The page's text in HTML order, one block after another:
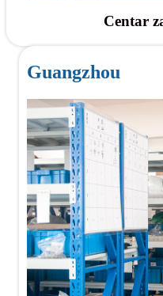
Centar
Guangzhou